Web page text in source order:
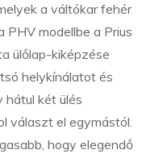
a váltókar fehér
PHV modellbe a Prius
ülőlap-kiképzése
helykínálatot és
két ülés
választ el egymástól.
hogy elegendő